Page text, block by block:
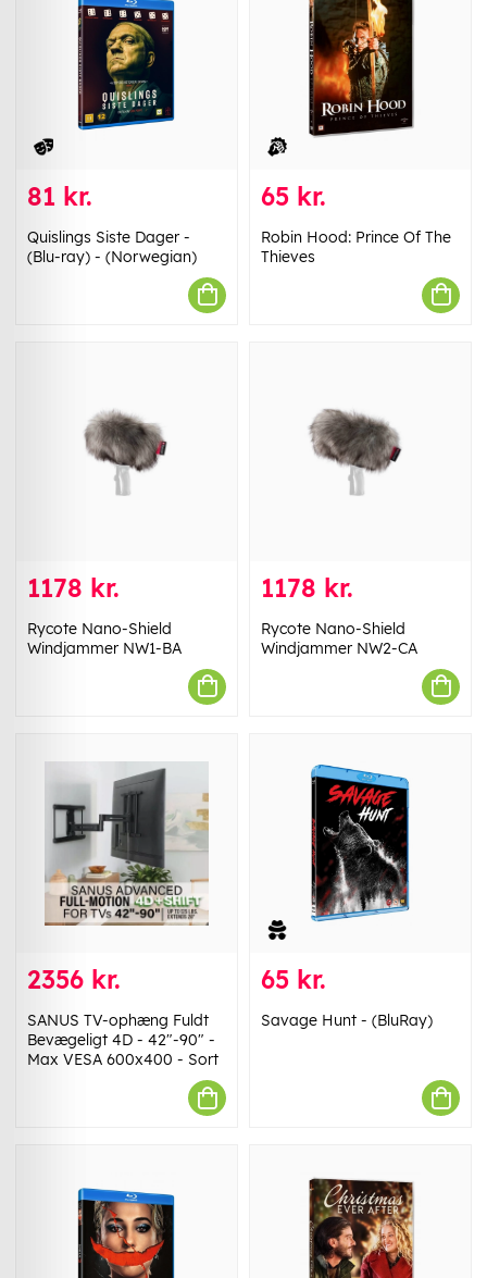
81 kr.
Quislings Siste Dager -
(Blu-ray) - (Norwegian)
65 kr.
Robin Hood: Prince Of The
Thieves
1178 kr.
Rycote Nano-Shield
Windjammer NW1-BA
1178 kr.
Rycote Nano-Shield
Windjammer NW2-CA
2356 kr.
SANUS TV-ophæng Fuldt
Bevægeligt 4D - 42"-90" -
Max VESA 600x400 - Sort
65 kr.
Savage Hunt - (BluRay)